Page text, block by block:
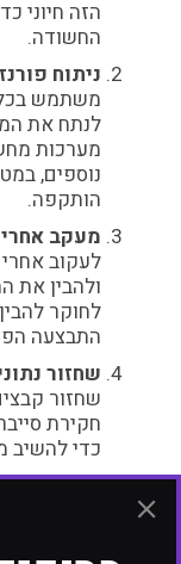
הזה חיוני
החשודה.
ניתוח
משתמש
לנתח את
מערכות
נוספים,
הותקפה.
מעקב אחרי
ולהבין את
לחוקר
התבצעה
שחזור
שחזור
חקירת
כדי להשיב
מעקב